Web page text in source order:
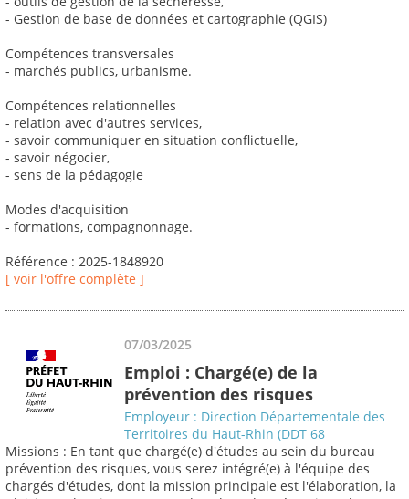
- Gestion de base de données et cartographie (QGIS)
Compétences transversales
- marchés publics, urbanisme.
Compétences relationnelles
- relation avec d'autres services,
- savoir communiquer en situation conflictuelle,
- savoir négocier,
- sens de la pédagogie
Modes d'acquisition
- formations, compagnonnage.
Référence : 2025-1848920
[ voir l'offre complète ]
07/03/2025
Emploi : Chargé(e) de la
prévention des risques
Employeur : Direction Départementale des
Territoires du Haut-Rhin (DDT 68
Missions : En tant que chargé(e) d'études au sein du bureau
prévention des risques, vous serez intégré(e) à l'équipe des
chargés d'études, dont la mission principale est l'élaboration, la